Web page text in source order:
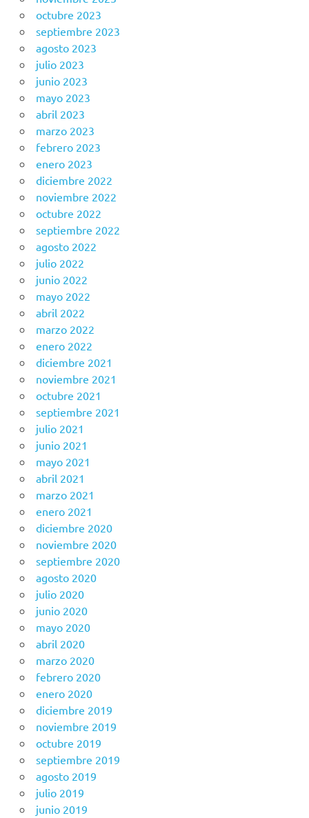
octubre 2023
septiembre 2023
agosto 2023
julio 2023
junio 2023
mayo 2023
abril 2023
marzo 2023
febrero 2023
enero 2023
diciembre 2022
noviembre 2022
octubre 2022
septiembre 2022
agosto 2022
julio 2022
junio 2022
mayo 2022
abril 2022
marzo 2022
enero 2022
diciembre 2021
noviembre 2021
octubre 2021
septiembre 2021
julio 2021
junio 2021
mayo 2021
abril 2021
marzo 2021
enero 2021
diciembre 2020
noviembre 2020
septiembre 2020
agosto 2020
julio 2020
junio 2020
mayo 2020
abril 2020
marzo 2020
febrero 2020
enero 2020
diciembre 2019
noviembre 2019
octubre 2019
septiembre 2019
agosto 2019
julio 2019
junio 2019